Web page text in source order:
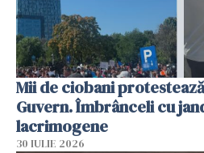
Mii de ciobani protestează
Guvern. Îmbrânceli cu
lacrimogene
30 IULIE 2026